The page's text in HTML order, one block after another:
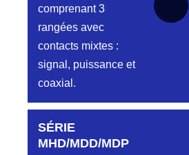
Aucune pièce disponible
AUTRES PROFILS
rangée
comprenant 3
rangées avec
contacts mixtes :
signal, puissance et
coaxial.
Aucune pièce disponible pour
le moment
SÉRIE
MHD/MDD/MDP